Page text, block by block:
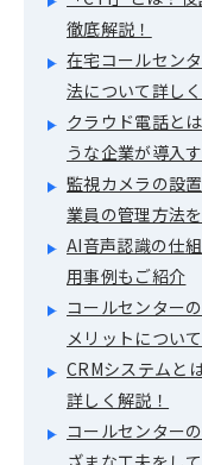
徹底解説！
在宅コールセン
法について詳し
クラウド電話と
うな企業が導入
監視カメラの設
業員の管理方法
AI音声認識の仕
用事例もご紹介
コールセンター
メリットについ
CRMシステムと
詳しく解説！
コールセンター